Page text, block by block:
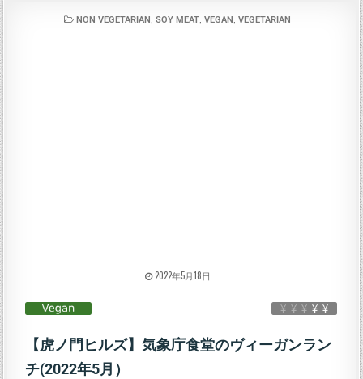
NON VEGETARIAN SOY MEAT VEGAN VEGETARIAN
2022年5月18日
【虎ノ門ヒルズ】気象庁食堂のヴィーガンラン
チ(2022年5月）